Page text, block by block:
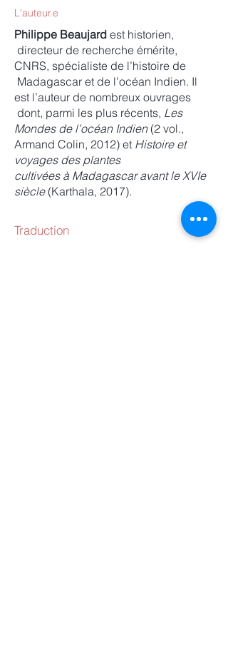
L'auteur.e
Philippe Beaujard est historien,
directeur de recherche émérite,
CNRS, spécialiste de l’histoire de
Madagascar et de l’océan Indien. Il
est l’auteur de nombreux ouvrages
dont, parmi les plus récents, Les
Mondes de l’océan Indien(2 vol.,
Armand Colin, 2012) et Histoire et
voyages des plantes
cultivées à Madagascar avant le XVIe
siècle(Karthala, 2017).
Traduction